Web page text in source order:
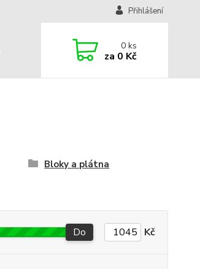
Přihlášení
0ks
za 0 Kč
Bloky a plátna
Do Kč